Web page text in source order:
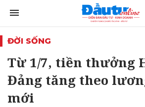
ĐỜI SỐNG
Từ 1/7, tiền thưởng
Đảng tăng theo
mới